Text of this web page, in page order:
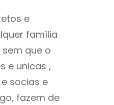
e
família
que o
e unicas ,
socias e
fazem de